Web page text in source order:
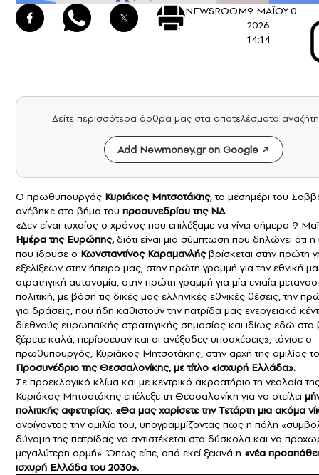
NEWSROOM9 ΜΑΪΟΥ
2026 -
14:14
0
Δείτε περισσότερα άρθρα μας στα αποτελέσματα
Add Newmoney.gr on Google
Ο πρωθυπουργός Κυριάκος Μητσοτάκης, το μεσημέρι του
ανέβηκε στο βήμα του προσυνεδρίου της ΝΔ.
«Δεν είναι τυχαίος ο χρόνος που επιλέξαμε να γίνει σήμερα 9
Ημέρα της Ευρώπης,διότι είναι μια σύμπτωση που δηλώνει ότι
που ίδρυσε ο Κωνσταντίνος Καραμανλήςβρίσκεται στην πρώτη
εξελίξεων στην ήπειρο μας, στην πρώτη γραμμή για την εθνική
στρατηγική αυτονομία, στην πρώτη γραμμή για μία ενιαία
πολιτική, με βάση τις δικές μας ελληνικές εθνικές θέσεις, την
για δράσεις, που ήδη καθιστούν την πατρίδα μας ενεργειακό
διεθνούς ευρωπαϊκής στρατηγικής σημασίας και ιδίως εδώ
ξέρετε καλά, περίσσευαν και οι ανέξοδες υποσχέσεις», τόνισε ο
πρωθυπουργός, Κυριάκος Μητσοτάκης, στην αρχή της ομιλίας
Προσυνέδριο της Θεσσαλονίκης, με τίτλο «Ισχυρή Ελλάδα».
Σε προεκλογικό κλίμα και με κεντρικό ακροατήριο τη νεολαία
Κυριάκος Μητσοτάκης επέλεξε τη Θεσσαλονίκη για να στείλει
πολιτικής αφετηρίας. «Θα μας χαρίσετε την Τετάρτη μια ακόμα
ανοίγοντας την ομιλία του, υπογραμμίζοντας πως η πόλη
δύναμη της πατρίδας να αντιστέκεται στα δύσκολα και να
μεγαλύτερη ορμή». Όπως είπε, από εκεί ξεκινά η «νέα
ισχυρή Ελλάδα του 2030».